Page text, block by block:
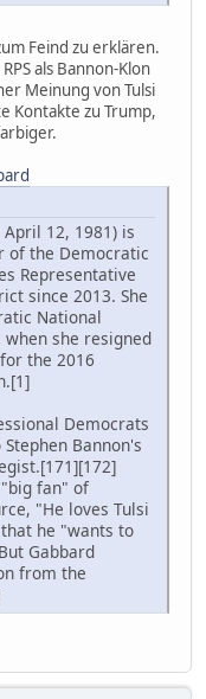
Feind zu erklären.
als Bannon-Klon
Meinung von Tulsi
Kontakte zu Trump,
April 12, 1981) is
of the Democratic
Representative
since 2013. She
National
she resigned
the 2016
Democrats
Bannon's
fan" of
"He loves Tulsi
he "wants to
Gabbard
from the